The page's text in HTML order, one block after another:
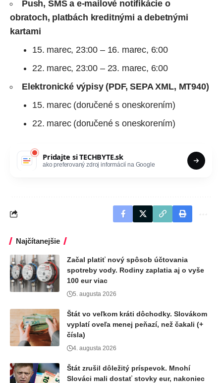
Push, SMS a e-mailové notifikácie o
obratoch, platbách kreditnými a debetnými
kartami
15. marec, 23:00 – 16. marec, 6:00
22. marec, 23:00 – 23. marec, 6:00
Elektronické výpisy (PDF, SEPA XML, MT940)
15. marec (doručené s oneskorením)
22. marec (doručené s oneskorením)
Pridajte siTECHBYTE.sk
ako preferovaný zdroj informácií na Google
Najčítanejšie
Začal platiť nový spôsob účtovania
spotreby vody. Rodiny zaplatia aj o vyše
100 eur viac
5. augusta 2026
Štát vo veľkom kráti dôchodky. Slovákom
vyplatí oveľa menej peňazí, než čakali (+
čísla)
4. augusta 2026
Štát zrušil dôležitý príspevok. Mnohí
Slováci mali dostať stovky eur, nakoniec